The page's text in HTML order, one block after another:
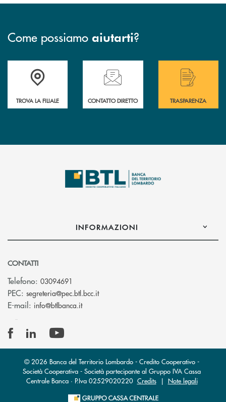
Come possiamo aiutarti?
Accedi all' elenco completo delle filiali .
TROVA LA FILIALE
Hai bisogno di assistenza immediata?
CONTATTO DIRETTO
Hai bisogno di
TRASPARENZA
INFORMAZIONI
CONTATTI
Telefono: 03094691
PEC: segreteria@pec.btl.bcc.it(si apre l’app di posta elettronica)
E-mail: info@btlbanca.it(si apre l’app di posta elettronica)
© 2026 Banca del Territorio Lombardo - Credito Cooperativo -
Società Cooperativa - Società partecipante al Gruppo IVA Cassa
Centrale Banca · P.Iva 02529020220 Credits| Note legali